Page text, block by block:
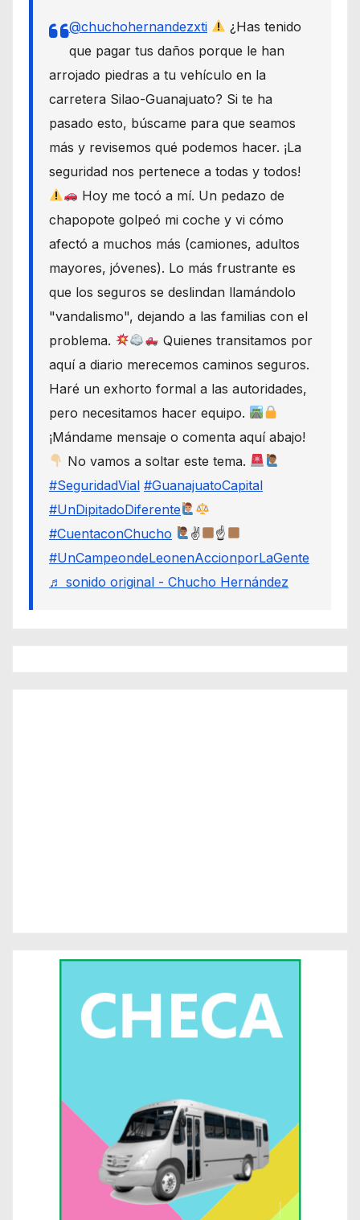
@chuchohernandezxti
¿Has tenido
que pagar tus daños porque le han
arrojado piedras a tu vehículo en la
carretera Silao-Guanajuato? Si te ha
pasado esto, búscame para que seamos
más y revisemos qué podemos hacer. ¡La
seguridad nos pertenece a todas y todos!
Hoy me tocó a mí. Un pedazo de
chapopote golpeó mi coche y vi cómo
afectó a muchos más (camiones, adultos
mayores, jóvenes). Lo más frustrante es
que los seguros se deslindan llamándolo
"vandalismo", dejando a las familias con el
problema.
Quienes transitamos por
aquí a diario merecemos caminos seguros.
Haré un exhorto formal a las autoridades,
pero necesitamos hacer equipo.
¡Mándame mensaje o comenta aquí abajo!
No vamos a soltar este tema.
#SeguridadVial #GuanajuatoCapital
#UnDipitadoDiferente
#CuentaconChucho
✌
☝
#UnCampeondeLeonenAccionporLaGente
♬ sonido original - Chucho Hernández